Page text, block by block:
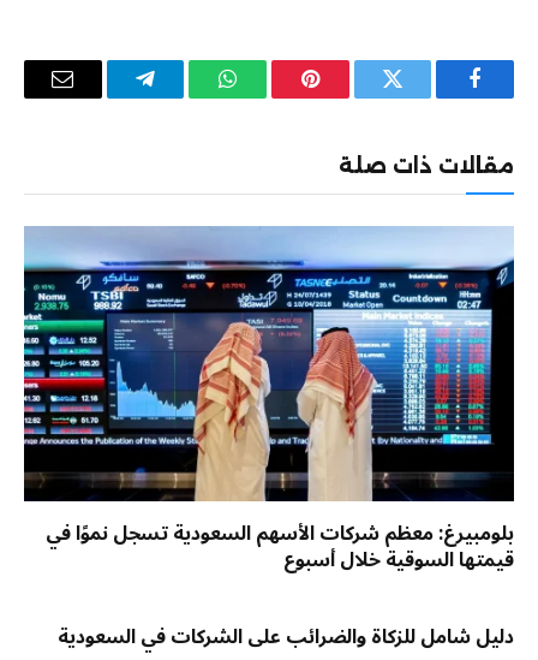
فيسبوك تويتر بينتيريستواتساب تيلقرام
البريد
مقالات ذات صلة
بلومبيرغ: معظم شركات الأسهم السعودية تسجل نموًا في
قيمتها السوقية خلال أسبوع
دليل شامل للزكاة والضرائب على الشركات في السعودية